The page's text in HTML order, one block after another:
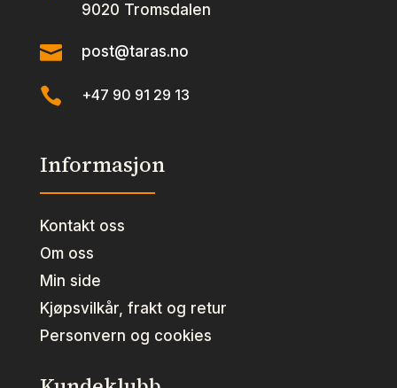
9020 Tromsdalen
 post@taras.no
 +47 90 91 29 13
Informasjon
Kontakt oss
Om oss
Min side
Kjøpsvilkår, frakt og retur
Personvern og cookies